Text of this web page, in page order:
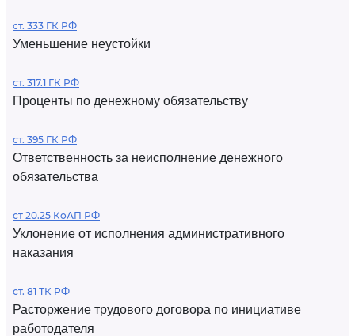
ст. 333 ГК РФ
Уменьшение неустойки
ст. 317.1 ГК РФ
Проценты по денежному обязательству
ст. 395 ГК РФ
Ответственность за неисполнение денежного
обязательства
ст 20.25 КоАП РФ
Уклонение от исполнения административного
наказания
ст. 81 ТК РФ
Расторжение трудового договора по инициативе
работодателя